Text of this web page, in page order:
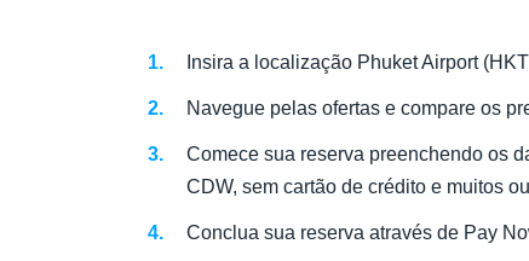
Insira a localização Phuket Airport
Navegue pelas ofertas e compare os
Comece sua reserva preenchendo os
CDW, sem cartão de crédito e muitos
Conclua sua reserva através de Pay